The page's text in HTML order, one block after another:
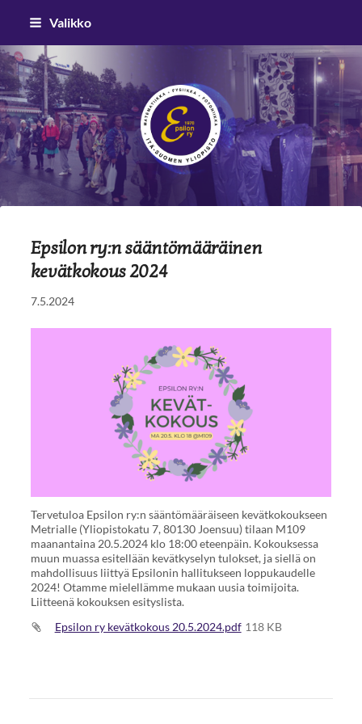
Siirry
sivun
sisältöön
Valikko
Epsilon ry
Epsilon ry:n sääntömääräinen
kevätkokous 2024
7.5.2024
Tervetuloa Epsilon ry:n sääntömääräiseen kevätkokoukseen
Metrialle (Yliopistokatu 7, 80130 Joensuu) tilaan M109
maanantaina 20.5.2024 klo 18:00 eteenpäin. Kokouksessa
muun muassa esitellään kevätkyselyn tulokset, ja siellä on
mahdollisuus liittyä Epsilonin hallitukseen loppukaudelle
2024! Otamme mielellämme mukaan uusia toimijoita.
Liitteenä kokouksen esityslista.
Epsilon ry kevätkokous 20.5.2024.pdf 118 KB